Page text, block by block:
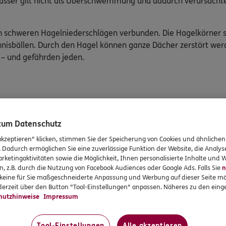
Hagelniederschlägen verbunden. Die Hagelkörner
Durch den Hagel können ganze Dächer zerstört
und gefährden jeden.
im Gange, sollten alle Gefahrenquellen beseitigt werden.
Regenrinnen, Abflüsse und den Blitzableiter. Entfernen
einige Dinge zu beachten:
möglich halten, beschädigte Fenster und Dächer
könnten, beseitigen
zunächst vom Versicherungsfachmann begutachtet und
Datenschutz
klicken, stimmen Sie der Speicherung von Cookies und
ermöglichen Sie eine zuverlässige Funktion der Website, die
sowie die Möglichkeit, Ihnen personalisierte Inhalte und
z.B. durch die Nutzung von Facebook Audiences oder Google Ads. Falls Sie
für Sie maßgeschneiderte Anpassung und Werbung auf dieser Seite
über den Button "Tool-Einstellungen" anpassen. Näheres zu den
Impressum